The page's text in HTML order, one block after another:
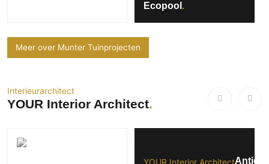
Ecopool
Meer over Munter Tuinprojecten
Interieurarchitect
YOUR Interior Architect